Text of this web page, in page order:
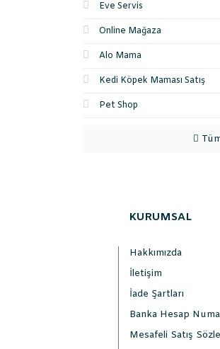
Eve Servis
Online Mağaza
Alo Mama
Kedi Köpek Maması Satış
Pet Shop
KURUMSAL
Hakkımızda
İletişim
İade Şartları
Banka Hesap
Mesafeli Satış